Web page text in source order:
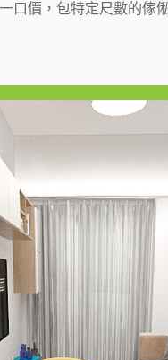
口價，包特定尺數的傢